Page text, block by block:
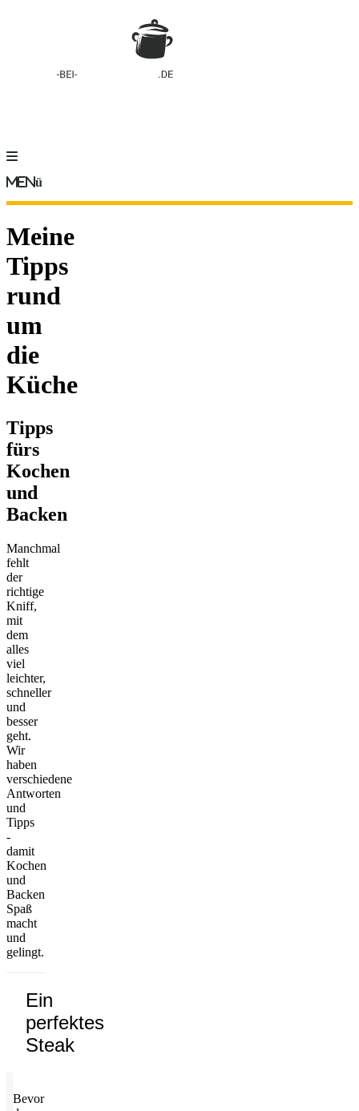
Menü
Meine
Tipps
rund
um
die
Küche
Tipps
fürs
Kochen
und
Backen
Manchmal
fehlt
der
richtige
Kniff,
mit
dem
alles
viel
leichter,
schneller
und
besser
geht.
Wir
haben
verschiedene
Antworten
und
Tipps
-
damit
Kochen
und
Backen
Spaß
macht
und
gelingt.
Ein
perfektes
Steak
Bevor